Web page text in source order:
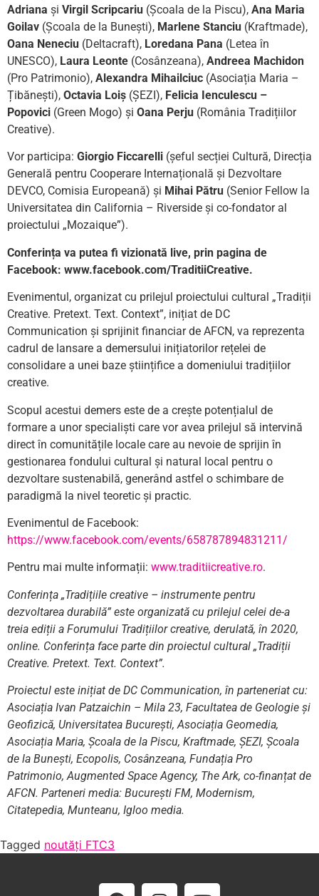
Adriana și Virgil Scripcariu (Școala de la Piscu), Ana Maria
Goilav (Școala de la Bunești), Marlene Stanciu (Kraftmade),
Oana Neneciu (Deltacraft), Loredana Pana (Letea în
UNESCO), Laura Leonte (Cosânzeana), Andreea Machidon
(Pro Patrimonio), Alexandra Mihailciuc (Asociația Maria –
Țibănești), Octavia Loiș (ȘEZI), Felicia Ienculescu –
Popovici (Green Mogo) și Oana Perju (România Tradițiilor
Creative).
Vor participa: Giorgio Ficcarelli (șeful secției Cultură, Direcția
Generală pentru Cooperare Internațională și Dezvoltare
DEVCO, Comisia Europeană) și Mihai Pătru (Senior Fellow la
Universitatea din California – Riverside și co-fondator al
proiectului „Mozaique”).
Conferința va putea fi vizionată live, prin pagina de
Facebook: www.facebook.com/TraditiiCreative.
Evenimentul, organizat cu prilejul proiectului cultural „Tradiții
Creative. Pretext. Text. Context”, inițiat de DC
Communication și sprijinit financiar de AFCN, va reprezenta
cadrul de lansare a demersului inițiatorilor rețelei de
consolidare a unei baze științifice a domeniului tradițiilor
creative.
Scopul acestui demers este de a crește potențialul de
formare a unor specialiști care vor avea prilejul să intervină
direct în comunitățile locale care au nevoie de sprijin în
gestionarea fondului cultural și natural local pentru o
dezvoltare sustenabilă, generând astfel o schimbare de
paradigmă la nivel teoretic și practic.
Evenimentul de Facebook:
https://www.facebook.com/events/658787894831211/
Pentru mai multe informații: www.traditiicreative.ro.
Conferința „Tradițiile creative – instrumente pentru
dezvoltarea durabilă” este organizată cu prilejul celei de-a
treia ediții a Forumului Tradițiilor creative, derulată, în 2020,
online. Conferința face parte din proiectul cultural „Tradiții
Creative. Pretext. Text. Context”.
Proiectul este inițiat de DC Communication, în parteneriat cu:
Asociația Ivan Patzaichin – Mila 23, Facultatea de Geologie și
Geofizică, Universitatea București, Asociația Geomedia,
Asociația Maria, Școala de la Piscu, Kraftmade, ȘEZI, Școala
de la Bunești, Ecopolis, Cosânzeana, Fundația Pro
Patrimonio, Augmented Space Agency, The Ark, co-finanțat de
AFCN. Parteneri media: București FM, Modernism,
Citatepedia, Munteanu, Igloo media.
Tagged noutăți FTC3